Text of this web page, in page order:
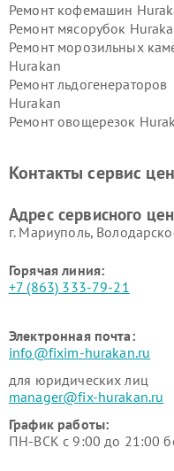
Ремонт кофемашин
Ремонт мясорубок
Ремонт морозильных
Hurakan
Ремонт льдогенераторов
Hurakan
Ремонт овощерезок
Hurakan
Контакты сервис
Адрес сервисного
г. Мариуполь,
Горячая линия:
+7 (863) 333-79-21
Электронная почта:
info@fixim-hurakan.ru
для юридических лиц
manager@fix-hurakan.ru
График работы:
ПН-ВСК с 9:00 до 21:00